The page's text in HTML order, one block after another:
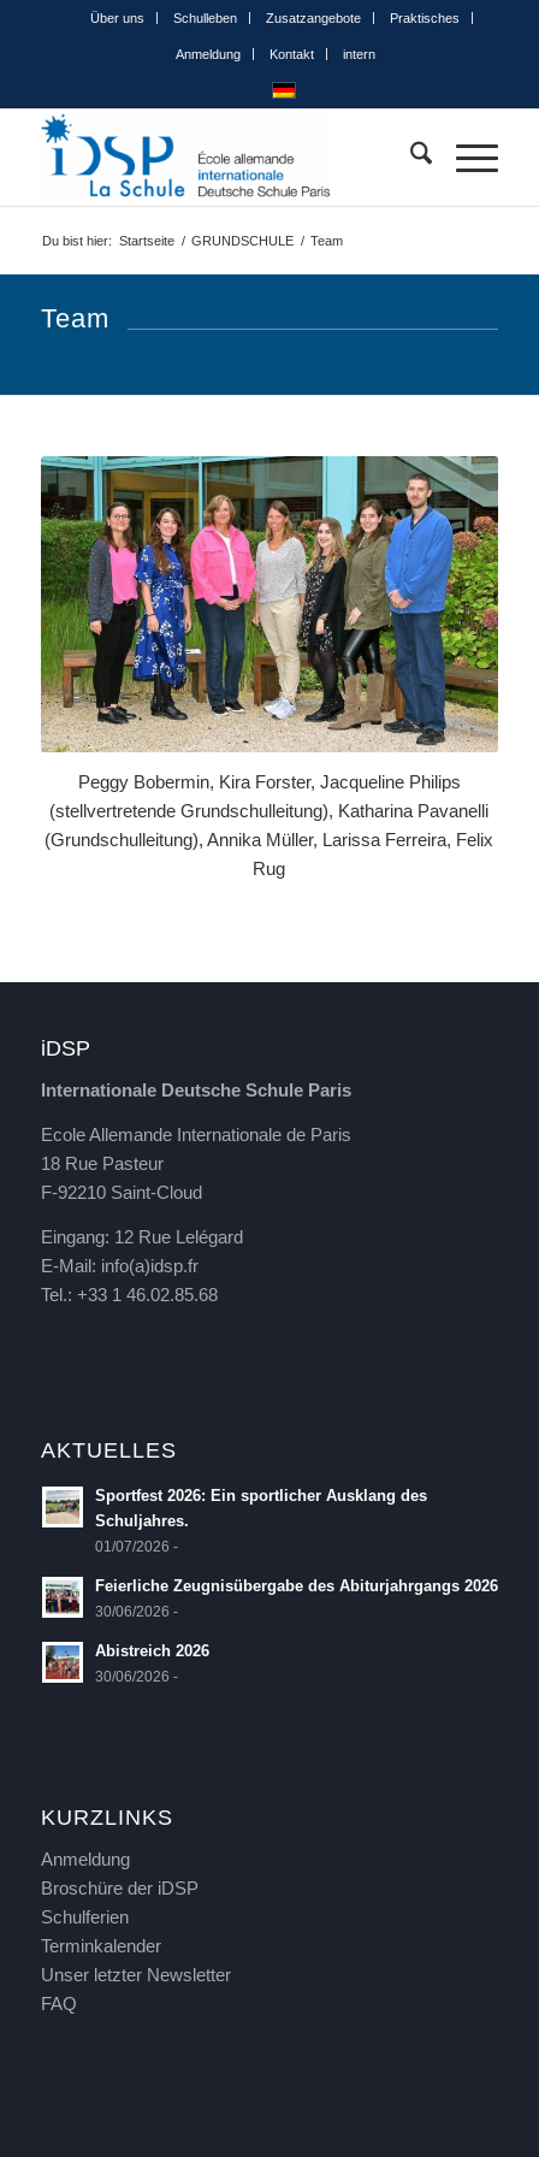
Über uns Schulleben Zusatzangebote Praktisches
Anmeldung Kontakt intern
Du bist hier: Startseite / GRUNDSCHULE / Team
Team
Peggy Bobermin, Kira Forster, Jacqueline Philips
(stellvertretende Grundschulleitung), Katharina Pavanelli
(Grundschulleitung), Annika Müller, Larissa Ferreira, Felix
Rug
iDSP
Internationale Deutsche Schule Paris
Ecole Allemande Internationale de Paris
18 Rue Pasteur
F-92210 Saint-Cloud
Eingang: 12 Rue Lelégard
E-Mail: info(a)idsp.fr
Tel.: +33 1 46.02.85.68
AKTUELLES
Sportfest 2026: Ein sportlicher Ausklang des
Schuljahres.
01/07/2026 -
Feierliche Zeugnisübergabe des Abiturjahrgangs 2026
30/06/2026 -
Abistreich 2026
30/06/2026 -
KURZLINKS
Anmeldung
Broschüre der iDSP
Schulferien
Terminkalender
Unser letzter Newsletter
FAQ